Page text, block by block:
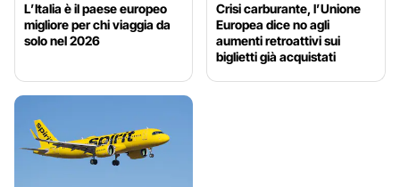
L’Italia è il paese europeo
migliore per chi viaggia da
solo nel 2026
Crisi carburante, l’Unione
Europea dice no agli
aumenti retroattivi sui
biglietti già acquistati